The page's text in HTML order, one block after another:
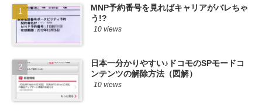
MNP予約番号を見ればキャリアがバレちゃ
う!?
10 views
日本一分かりやすい♪ドコモのSPモードコ
ンテンツの解除方法（図解）
10 views